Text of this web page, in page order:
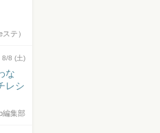
テ）
8/8 (土)
な
レシ
編集部